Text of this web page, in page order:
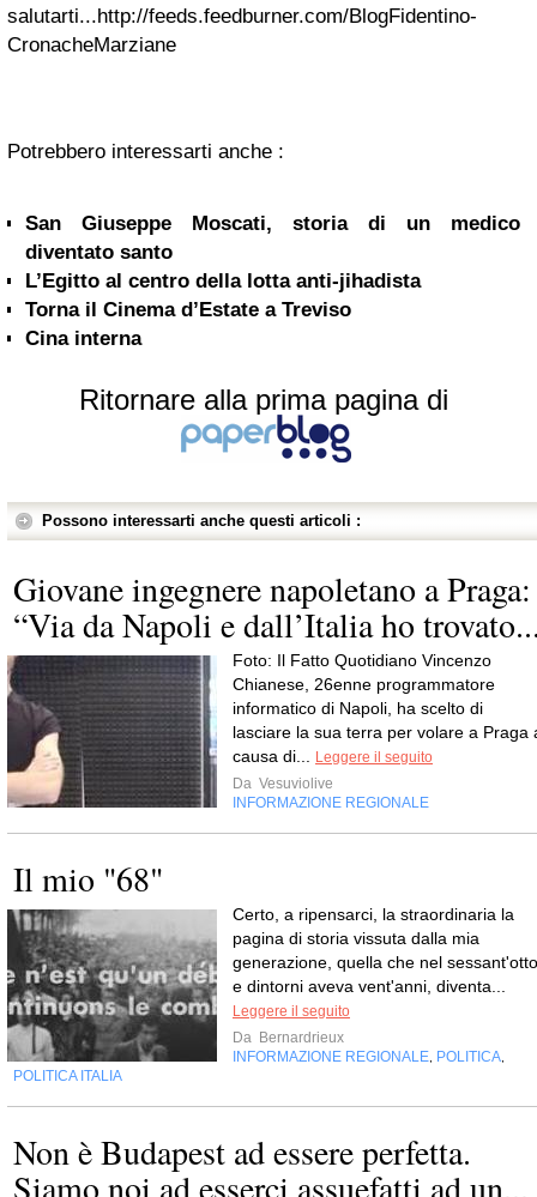
salutarti...http://feeds.feedburner.com/BlogFidentino-
CronacheMarziane
Potrebbero interessarti anche :
San Giuseppe Moscati, storia di un medico
diventato santo
L’Egitto al centro della lotta anti-jihadista
Torna il Cinema d’Estate a Treviso
Cina interna
Ritornare alla prima pagina di
Possono interessarti anche questi articoli :
Giovane ingegnere napoletano a Praga:
“Via da Napoli e dall’Italia ho
Foto: Il Fatto Quotidiano Vincenzo
Chianese, 26enne programmatore
informatico di Napoli, ha scelto di
lasciare la sua terra per volare a Praga
causa di...
Leggere il seguito
Da Vesuviolive
INFORMAZIONE REGIONALE
Il mio "68"
Certo, a ripensarci, la straordinaria la
pagina di storia vissuta dalla mia
generazione, quella che nel sessant'otto
e dintorni aveva vent'anni, diventa...
Leggere il seguito
Da Bernardrieux
INFORMAZIONE REGIONALE POLITICA
POLITICA ITALIA
Non è Budapest ad essere perfetta.
Siamo noi ad esserci assuefatti ad un...